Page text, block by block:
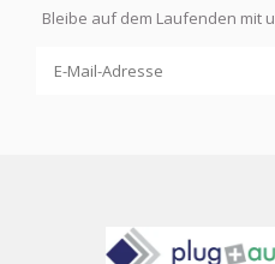
Bleibe auf dem Laufenden mit